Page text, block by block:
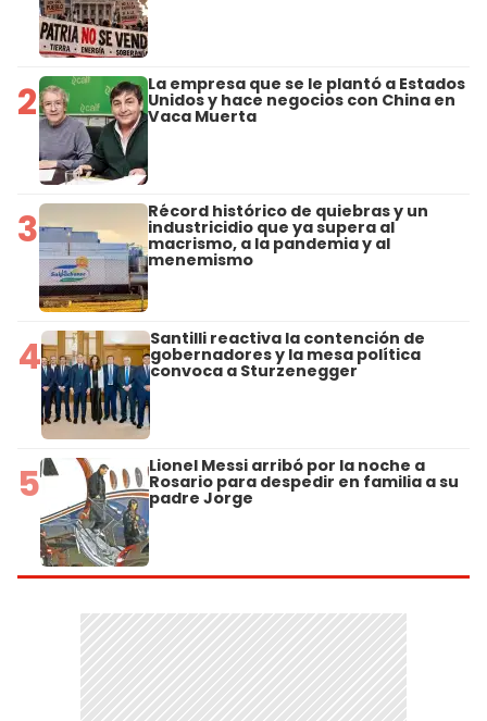
2 La empresa que se le plantó a Estados
Unidos y hace negocios con China en
Vaca Muerta
3 Récord histórico de quiebras y un
industricidio que ya supera al
macrismo, a la pandemia y al
menemismo
4 Santilli reactiva la contención de
gobernadores y la mesa política
convoca a Sturzenegger
5 Lionel Messi arribó por la noche a
Rosario para despedir en familia a su
padre Jorge